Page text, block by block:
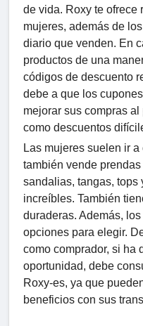
de vida. Roxy te ofrece
mujeres, además de
diario que venden. En
productos de una
códigos de descuento
debe a que los
mejorar sus compras
como descuentos
Las mujeres suelen ir
también vende
sandalias, tangas, tops
increíbles. También
duraderas. Además,
opciones para elegir.
como comprador, si ha
oportunidad, debe
Roxy-es, ya que
beneficios con sus